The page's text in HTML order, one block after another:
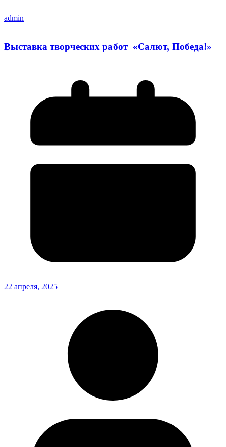
admin
Выставка творческих работ «Салют, Победа!»
22 апреля, 2025